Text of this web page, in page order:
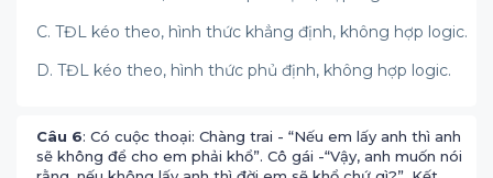
C. TĐL kéo theo, hình thức khẳng định, không hợp logic.
D. TĐL kéo theo, hình thức phủ định, không hợp logic.
Câu 6: Có cuộc thoại: Chàng trai - “Nếu em lấy anh thì anh
sẽ không để cho em phải khổ”. Cô gái -“Vậy, anh muốn nói